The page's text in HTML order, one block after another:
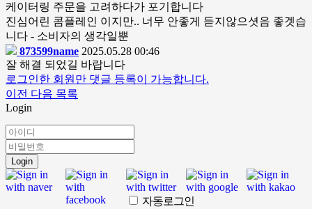
케이터링 주문을 고려하다가 포기합니다
진심어린 콤플레인 이지만.. 너무 안좋게 듣지않으셧음 좋겟습
니다 - 소비자의 생각일뿐
873599name 2025.05.28 00:46
잘 해결 되었길 바랍니다
로그인한 회원만 댓글 등록이 가능합니다.
이전 다음 목록
Login
Login
자동로그인